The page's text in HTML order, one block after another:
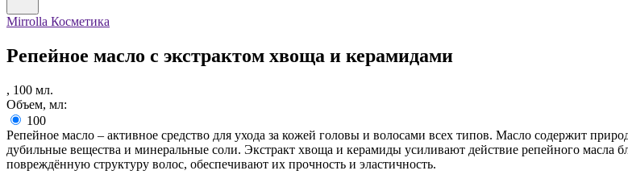
Mirrolla Косметика
Репейное масло с экстрактом хвоща и керамидами
, 100 мл.
Объем, мл:
100
Репейное масло – активное средство для ухода за кожей головы и волосами всех типов. Масло содержит
дубильные вещества и минеральные соли. Экстракт хвоща и керамиды усиливают действие репейного масла
повреждённую структуру волос, обеспечивают их прочность и эластичность.